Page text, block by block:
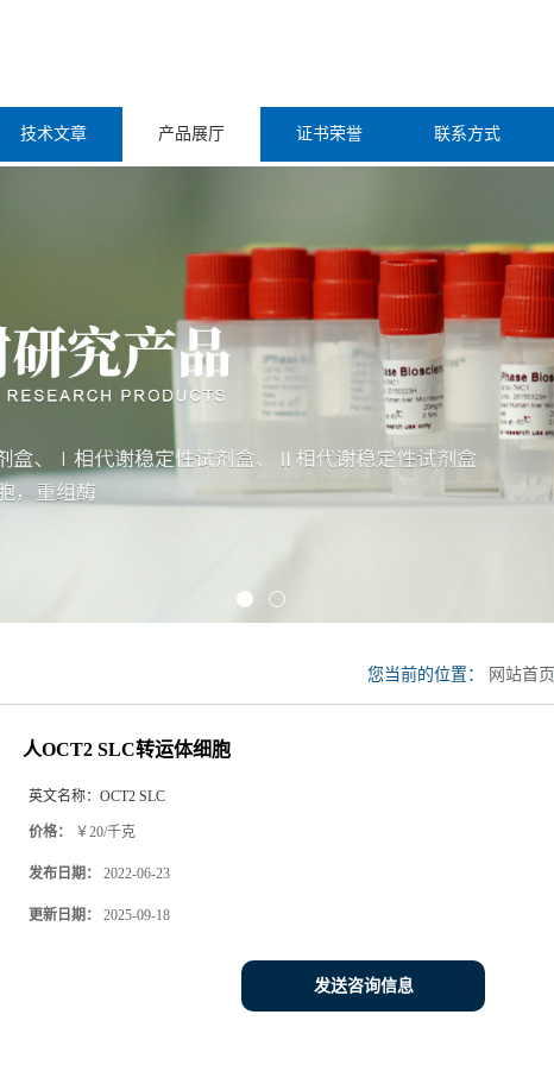
技术文章 产品展厅 证书荣誉 联系方式
您当前的位置： 网站首页
人OCT2 SLC转运体细胞
英文名称： OCT2 SLC
价格： ￥20/千克
发布日期： 2022-06-23
更新日期： 2025-09-18
发送咨询信息